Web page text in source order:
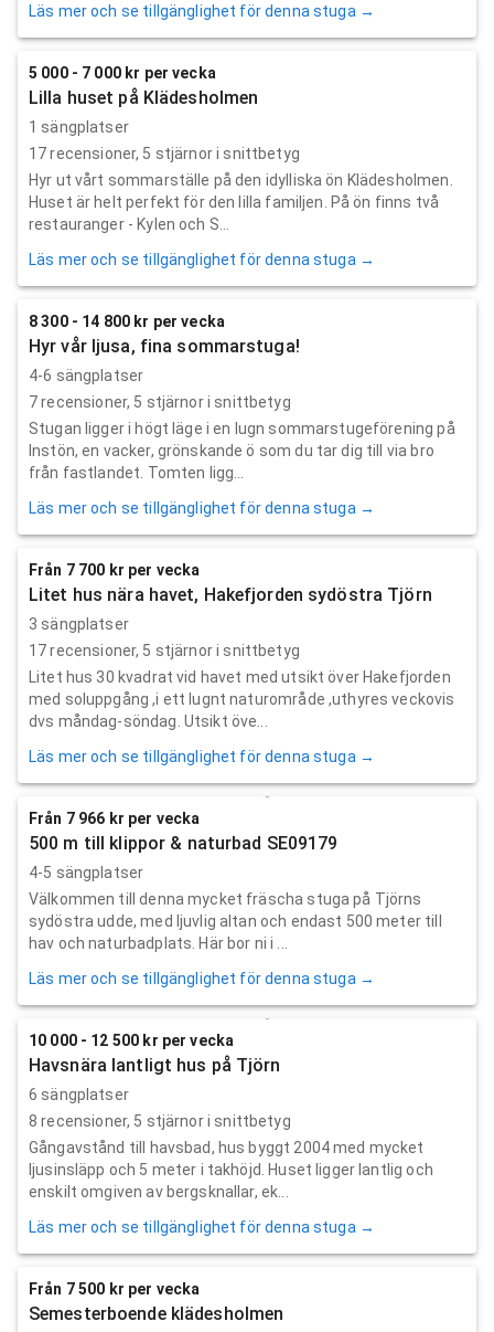
Läs mer och se tillgänglighet för denna stuga →
5 000 - 7 000 kr per vecka
Lilla huset på Klädesholmen
1 sängplatser
17recensioner, 5 stjärnor i snittbetyg
Hyr ut vårt sommarställe på den idylliska ön Klädesholmen.
Huset är helt perfekt för den lilla familjen. På ön finns två
restauranger - Kylen och S...
Läs mer och se tillgänglighet för denna stuga →
8 300 - 14 800 kr per vecka
Hyr vår ljusa, fina sommarstuga!
4-6 sängplatser
7recensioner, 5 stjärnor i snittbetyg
Stugan ligger i högt läge i en lugn sommarstugeförening på
Instön, en vacker, grönskande ö som du tar dig till via bro
från fastlandet. Tomten ligg...
Läs mer och se tillgänglighet för denna stuga →
Från 7 700 kr per vecka
Litet hus nära havet, Hakefjorden sydöstra Tjörn
3 sängplatser
17recensioner, 5 stjärnor i snittbetyg
Litet hus 30 kvadrat vid havet med utsikt över Hakefjorden
med soluppgång ,i ett lugnt naturområde ,uthyres veckovis
dvs måndag-söndag. Utsikt öve...
Läs mer och se tillgänglighet för denna stuga →
Från 7 966 kr per vecka
500 m till klippor & naturbad SE09179
4-5 sängplatser
Välkommen till denna mycket fräscha stuga på Tjörns
sydöstra udde, med ljuvlig altan och endast 500 meter till
hav och naturbadplats. Här bor ni i ...
Läs mer och se tillgänglighet för denna stuga →
10 000 - 12 500 kr per vecka
Havsnära lantligt hus på Tjörn
6 sängplatser
8 recensioner, 5 stjärnor i snittbetyg
Gångavstånd till havsbad, hus byggt 2004 med mycket
ljusinsläpp och 5 meter i takhöjd. Huset ligger lantlig och
enskilt omgiven av bergsknallar, ek...
Läs mer och se tillgänglighet för denna stuga →
Från 7 500 kr per vecka
Semesterboende klädesholmen